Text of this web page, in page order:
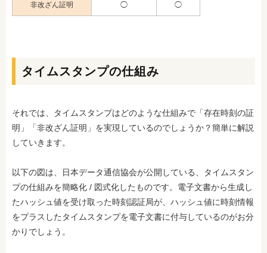
非改ざん証明 ◯ ◯
タイムスタンプの仕組み
それでは、タイムスタンプはどのような仕組みで「存在時刻の証
明」「非改ざん証明」を実現しているのでしょうか？簡単に解説
していきます。
以下の図は、日本データ通信協会が公開している、タイムスタン
プの仕組みを簡略化 / 図式化したものです。電子文書から生成し
たハッシュ値を受け取った時刻認証局が、ハッシュ値に時刻情報
をプラスしたタイムスタンプを電子文書に付与しているのがお分
かりでしょう。